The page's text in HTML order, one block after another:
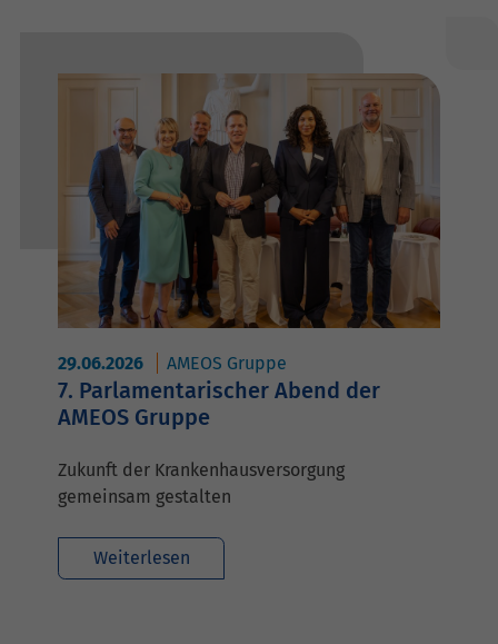
29.06.2026 AMEOS Gruppe
7. Parlamentarischer Abend der
AMEOS Gruppe
Zukunft der Krankenhausversorgung
gemeinsam gestalten
Weiterlesen